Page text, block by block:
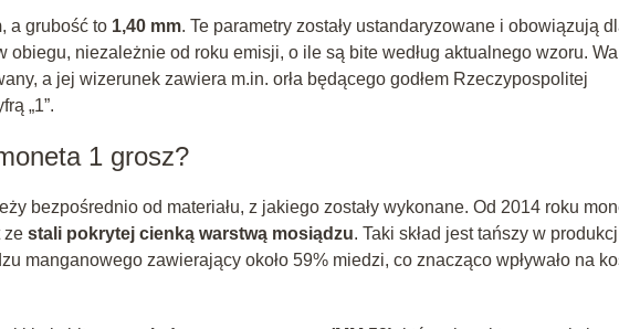
, a grubość to 1,40 mm. Te parametry zostały ustandaryzowane i obowiązują
obiegu, niezależnie od roku emisji, o ile są bite według aktualnego wzoru.
a jej wizerunek zawiera m.in. orła będącego godłem Rzeczypospolitej
„1”.
1 grosz?
bezpośrednio od materiału, z jakiego zostały wykonane. Od 2014 roku
ze stali pokrytej cienką warstwą mosiądzu. Taki skład jest tańszy w
manganowego zawierający około 59% miedzi, co znacząco wpływało na